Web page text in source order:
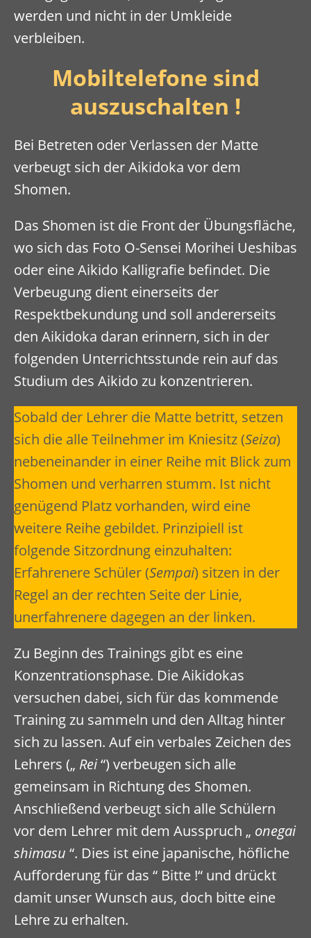
werden und nicht in der Umkleide
verbleiben.
Mobiltelefone sind
auszuschalten !
Bei Betreten oder Verlassen der Matte
verbeugt sich der Aikidoka vor dem
Shomen.
Das Shomen ist die Front der Übungsfläche,
wo sich das Foto O-Sensei Morihei Ueshibas
oder eine Aikido Kalligrafie befindet. Die
Verbeugung dient einerseits der
Respektbekundung und soll andererseits
den Aikidoka daran erinnern, sich in der
folgenden Unterrichtsstunde rein auf das
Studium des Aikido zu konzentrieren.
Sobald der Lehrer die Matte betritt, setzen
sich die alle Teilnehmer im Kniesitz (Seiza)
nebeneinander in einer Reihe mit Blick zum
Shomen und verharren stumm. Ist nicht
genügend Platz vorhanden, wird eine
weitere Reihe gebildet. Prinzipiell ist
folgende Sitzordnung einzuhalten:
Erfahrenere Schüler (Sempai) sitzen in der
Regel an der rechten Seite der Linie,
unerfahrenere dagegen an der linken.
Zu Beginn des Trainings gibt es eine
Konzentrationsphase. Die Aikidokas
versuchen dabei, sich für das kommende
Training zu sammeln und den Alltag hinter
sich zu lassen. Auf ein verbales Zeichen des
Lehrers („ Rei“) verbeugen sich alle
gemeinsam in Richtung des Shomen.
Anschließend verbeugt sich alle Schülern
vor dem Lehrer mit dem Ausspruch „ onegai
shimasu “. Dies ist eine japanische, höfliche
Aufforderung für das “ Bitte !“ und drückt
damit unser Wunsch aus, doch bitte eine
Lehre zu erhalten.